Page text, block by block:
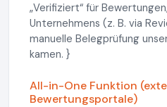
„Verifiziert“ für
Unternehmens (z. B. via
manuelle Belegprüfung
kamen. }
All-in-One Funktion
Bewertungsportale)